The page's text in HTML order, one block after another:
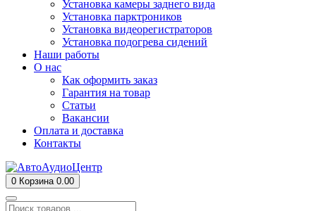
Установка камеры заднего вида
Установка парктроников
Установка видеорегистраторов
Установка подогрева сидений
Наши работы
О нас
Как оформить заказ
Гарантия на товар
Статьи
Вакансии
Оплата и доставка
Контакты
0 Корзина 0.00